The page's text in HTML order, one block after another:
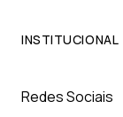
INSTITUCIONAL
Redes Sociais